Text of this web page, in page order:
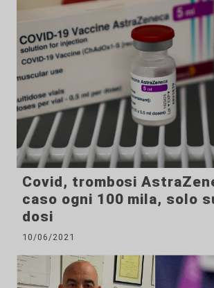
Covid, trombosi
caso ogni 100 mila, solo
dosi
10/06/2021